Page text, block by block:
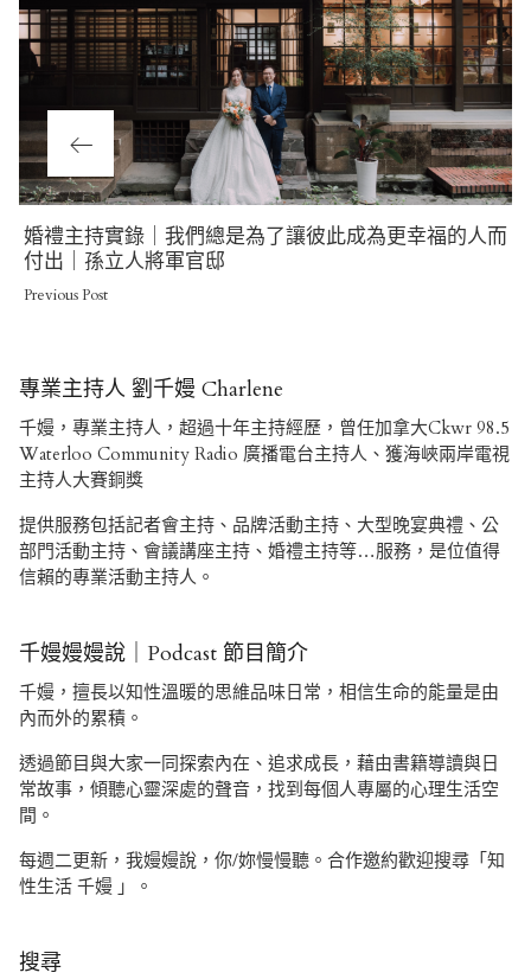
Previous
Post
婚禮主持實錄｜我們總是為了讓彼此成為更幸福的人而
付出｜孫立人將軍官邸
Previous Post
專業主持人 劉千嫚 Charlene
千嫚，專業主持人，超過十年主持經歷，曾任加拿大Ckwr 98.5
Waterloo Community Radio 廣播電台主持人、獲海峽兩岸電視
主持人大賽銅獎
提供服務包括記者會主持、品牌活動主持、大型晚宴典禮、公
部門活動主持、會議講座主持、婚禮主持等…服務，是位值得
信賴的專業活動主持人。
千嫚嫚嫚說｜Podcast 節目簡介
千嫚，擅長以知性溫暖的思維品味日常，相信生命的能量是由
內而外的累積。
透過節目與大家一同探索內在、追求成長，藉由書籍導讀與日
常故事，傾聽心靈深處的聲音，找到每個人專屬的心理生活空
間。
每週二更新，我嫚嫚說，你/妳慢慢聽。合作邀約歡迎搜尋「知
性生活 千嫚 」。
搜尋